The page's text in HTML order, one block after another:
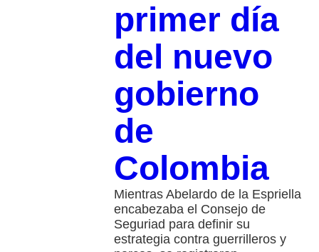
primer día
del nuevo
gobierno
de
Colombia
Mientras Abelardo de la Espriella
encabezaba el Consejo de
Seguriad para definir su
estrategia contra guerrilleros y